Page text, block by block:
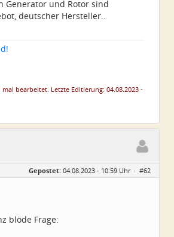
Generator und Rotor sind
deutscher Hersteller..
mal bearbeitet. Letzte Editierung: 04.08.2023 -
Gepostet: 04.08.2023 - 10:59 Uhr · #62
blöde Frage: